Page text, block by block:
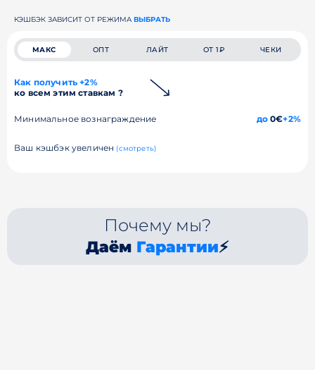
КЭШБЭК ЗАВИСИТ ОТ РЕЖИМА ВЫБРАТЬ
МАКС ОПТ ЛАЙТ ОТ 1₽ ЧЕКИ
Как получить +2%
ко всем этим ставкам ?
Минимальное вознаграждение до0€+2%
Ваш кэшбэк увеличен (смотреть)
Почему мы?
Даём Гарантии⚡